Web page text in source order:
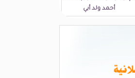
أحمد ولد أبي